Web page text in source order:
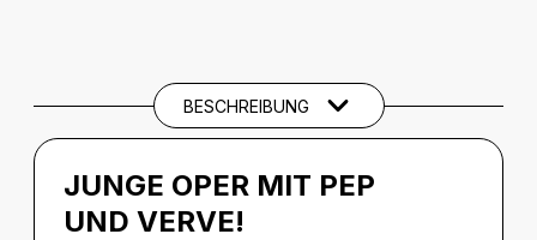
BESCHREIBUNG
JUNGE OPER MIT PEP
UND VERVE!